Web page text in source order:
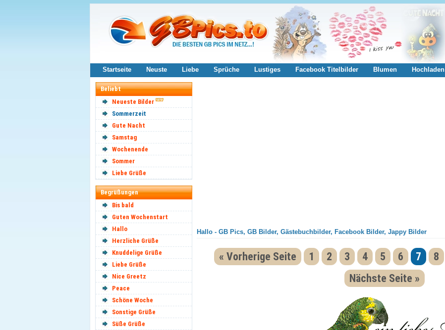
Startseite Neuste Liebe Sprüche Lustiges Facebook Titelbilder Blumen Hochladen
Beliebt
Neueste Bilder
Sommerzeit
Gute Nacht
Samstag
Wochenende
Sommer
Liebe Grüße
Begrüßungen
Bis bald
Guten Wochenstart
Hallo
Herzliche Grüße
Knuddelige Grüße
Liebe Grüße
Nice Greetz
Peace
Schöne Woche
Sonstige Grüße
Süße Grüße
Hallo - GB Pics, GB Bilder, Gästebuchbilder, Facebook Bilder, Jappy Bilder
« Vorherige Seite 1 2 3 4 5 6 7 8
Nächste Seite »